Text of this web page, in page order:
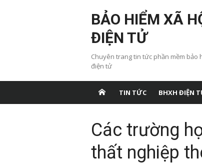
BẢO HIỂM XÃ
ĐIỆN TỬ
Chuyên trang tin tức phần mềm bảo
điện tử
TIN TỨC BHXH ĐIỆN
Các trường
thất nghiệp